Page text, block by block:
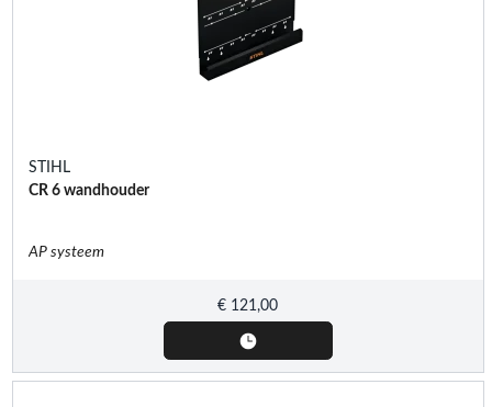
STIHL
CR 6 wandhouder
AP systeem
€ 121,00